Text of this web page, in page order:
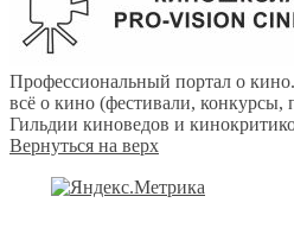
Профессиональный портал о
всё о кино (фестивали, конкурсы,
Гильдии киноведов и
Вернуться на верх